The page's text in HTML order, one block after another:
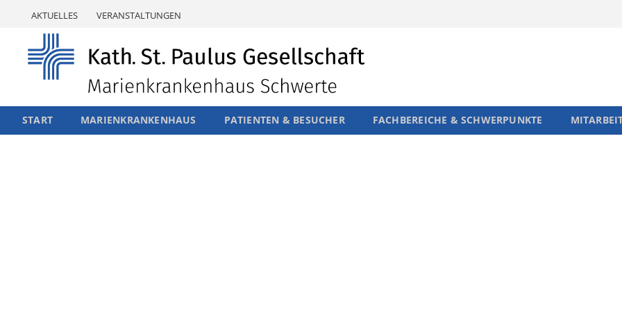
AKTUELLES VERANSTALTUNGEN
START MARIENKRANKENHAUS PATIENTEN & BESUCHER FACHBEREICHE & SCHWERPUNKTE